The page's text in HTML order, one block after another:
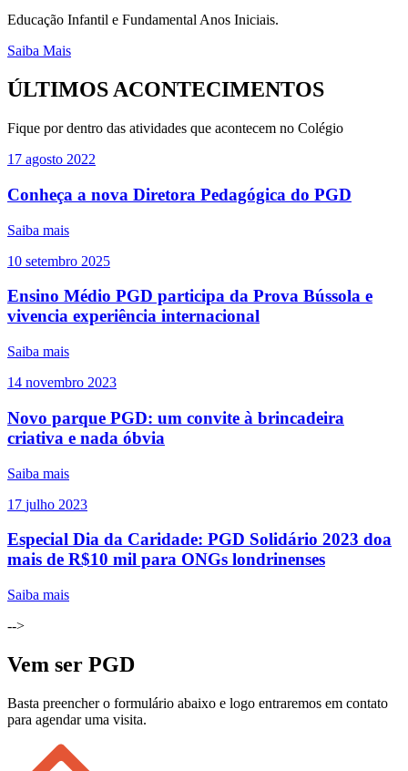
Educação Infantil e Fundamental Anos Iniciais.
Saiba Mais
ÚLTIMOS ACONTECIMENTOS
Fique por dentro das atividades que acontecem no Colégio
17 agosto 2022
Conheça a nova Diretora Pedagógica do PGD
Saiba mais
10 setembro 2025
Ensino Médio PGD participa da Prova Bússola e
vivencia experiência internacional
Saiba mais
14 novembro 2023
Novo parque PGD: um convite à brincadeira
criativa e nada óbvia
Saiba mais
17 julho 2023
Especial Dia da Caridade: PGD Solidário 2023 doa
mais de R$10 mil para ONGs londrinenses
Saiba mais
-->
Vem ser PGD
Basta preencher o formulário abaixo e logo entraremos em contato
para agendar uma visita.